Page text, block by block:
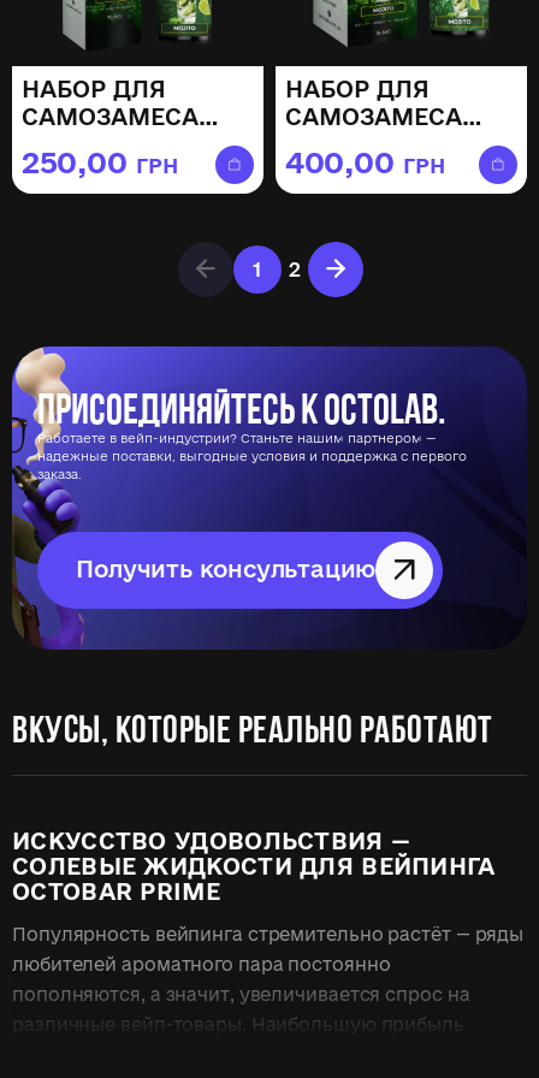
НАБОР ДЛЯ
САМОЗАМЕСА
OCTOBAR PRIME
MOJITO — 15МЛ
250,00 ГРН
НАБОР ДЛЯ
САМОЗАМЕСА
OCTOBAR PRIME
MOJITO — 30МЛ
400,00 ГРН
1 2
Присоединяйтесь к Octolab.
Работаете в вейп-индустрии? Станьте нашим партнером —
надежные поставки, выгодные условия и поддержка с первого
заказа.
Получить консультацию
ВКУСЫ, КОТОРЫЕ РЕАЛЬНО РАБОТАЮТ
ИСКУССТВО УДОВОЛЬСТВИЯ —
СОЛЕВЫЕ ЖИДКОСТИ ДЛЯ ВЕЙПИНГА
OCTOBAR PRIME
Популярность вейпинга стремительно растёт — ряды
любителей ароматного пара постоянно
пополняются, а значит, увеличивается спрос на
различные вейп-товары. Наибольшую прибыль